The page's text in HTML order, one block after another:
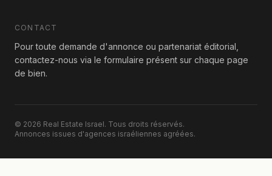
CONTACT
Pour toute demande d'annonce ou partenariat éditorial,
contactez-nous via le formulaire présent sur chaque page
de bien.
© 2026 Real Estate Israel. Tous droits réservés.
Annonces issues d'agences israéliennes agréées.